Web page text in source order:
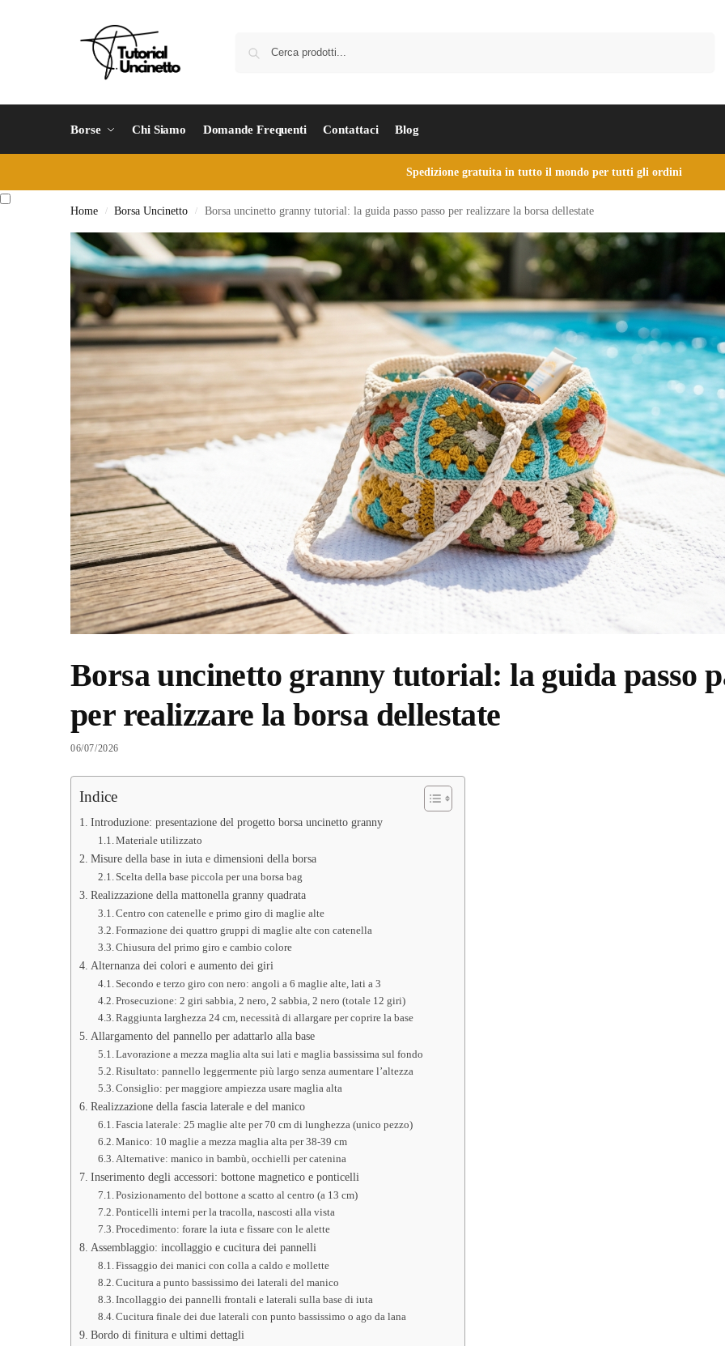
Borse Chi Siamo Domande Frequenti Contattaci Blog
Spedizione gratuita in tutto il mondo per tutti gli ordini
Home / Borsa Uncinetto / Borsa uncinetto granny tutorial: la guida passo passo per realizzare la borsa dellestate
Borsa uncinetto granny tutorial: la guida passo
per realizzare la borsa dellestate
06/07/2026
Indice
Introduzione: presentazione del progetto borsa uncinetto granny
Materiale utilizzato
Misure della base in iuta e dimensioni della borsa
Scelta della base piccola per una borsa bag
Realizzazione della mattonella granny quadrata
Centro con catenelle e primo giro di maglie alte
Formazione dei quattro gruppi di maglie alte con catenella
Chiusura del primo giro e cambio colore
Alternanza dei colori e aumento dei giri
Secondo e terzo giro con nero: angoli a 6 maglie alte, lati a 3
Prosecuzione: 2 giri sabbia, 2 nero, 2 sabbia, 2 nero (totale 12 giri)
Raggiunta larghezza 24 cm, necessità di allargare per coprire la base
Allargamento del pannello per adattarlo alla base
Lavorazione a mezza maglia alta sui lati e maglia bassissima sul fondo
Risultato: pannello leggermente più largo senza aumentare l’altezza
Consiglio: per maggiore ampiezza usare maglia alta
Realizzazione della fascia laterale e del manico
Fascia laterale: 25 maglie alte per 70 cm di lunghezza (unico pezzo)
Manico: 10 maglie a mezza maglia alta per 38-39 cm
Alternative: manico in bambù, occhielli per catenina
Inserimento degli accessori: bottone magnetico e ponticelli
Posizionamento del bottone a scatto al centro (a 13 cm)
Ponticelli interni per la tracolla, nascosti alla vista
Procedimento: forare la iuta e fissare con le alette
Assemblaggio: incollaggio e cucitura dei pannelli
Fissaggio dei manici con colla a caldo e mollette
Cucitura a punto bassissimo dei laterali del manico
Incollaggio dei pannelli frontali e laterali sulla base di iuta
Cucitura finale dei due laterali con punto bassissimo o ago da lana
Bordo di finitura e ultimi dettagli